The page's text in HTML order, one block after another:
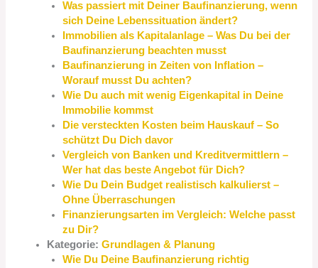
Was passiert mit Deiner Baufinanzierung, wenn
sich Deine Lebenssituation ändert?
Immobilien als Kapitalanlage – Was Du bei der
Baufinanzierung beachten musst
Baufinanzierung in Zeiten von Inflation –
Worauf musst Du achten?
Wie Du auch mit wenig Eigenkapital in Deine
Immobilie kommst
Die versteckten Kosten beim Hauskauf – So
schützt Du Dich davor
Vergleich von Banken und Kreditvermittlern –
Wer hat das beste Angebot für Dich?
Wie Du Dein Budget realistisch kalkulierst –
Ohne Überraschungen
Finanzierungsarten im Vergleich: Welche passt
zu Dir?
Kategorie:Grundlagen & Planung
Wie Du Deine Baufinanzierung richtig